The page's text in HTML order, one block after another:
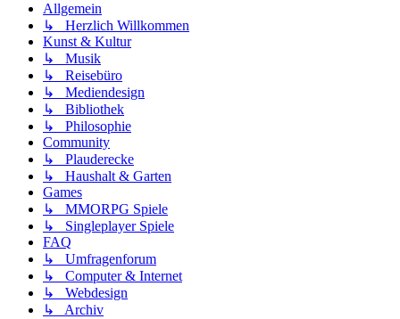
Allgemein
↳ Herzlich Willkommen
Kunst & Kultur
↳ Musik
↳ Reisebüro
↳ Mediendesign
↳ Bibliothek
↳ Philosophie
Community
↳ Plauderecke
↳ Haushalt & Garten
Games
↳ MMORPG Spiele
↳ Singleplayer Spiele
FAQ
↳ Umfragenforum
↳ Computer & Internet
↳ Webdesign
↳ Archiv